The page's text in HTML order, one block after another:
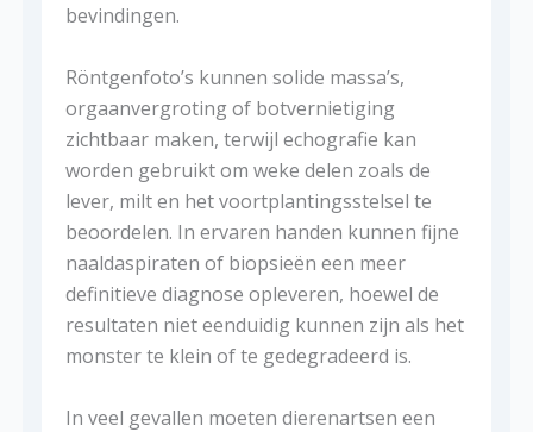
bevindingen.
Röntgenfoto’s kunnen solide massa’s,
orgaanvergroting of botvernietiging
zichtbaar maken, terwijl echografie kan
worden gebruikt om weke delen zoals de
lever, milt en het voortplantingsstelsel te
beoordelen. In ervaren handen kunnen fijne
naaldaspiraten of biopsieën een meer
definitieve diagnose opleveren, hoewel de
resultaten niet eenduidig ​​kunnen zijn als het
monster te klein of te gedegradeerd is.
In veel gevallen moeten dierenartsen een